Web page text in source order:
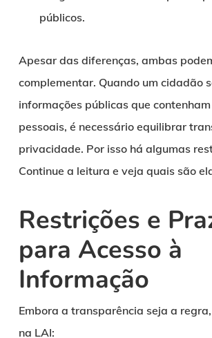
públicos.
Apesar das diferenças, ambas
complementar. Quando um cidadão
informações públicas que
pessoais, é necessário equilibrar
privacidade. Por isso há algumas
Continue a leitura e veja quais são
Restrições e
para Acesso à
Informação
Embora a transparência seja a
na LAI: